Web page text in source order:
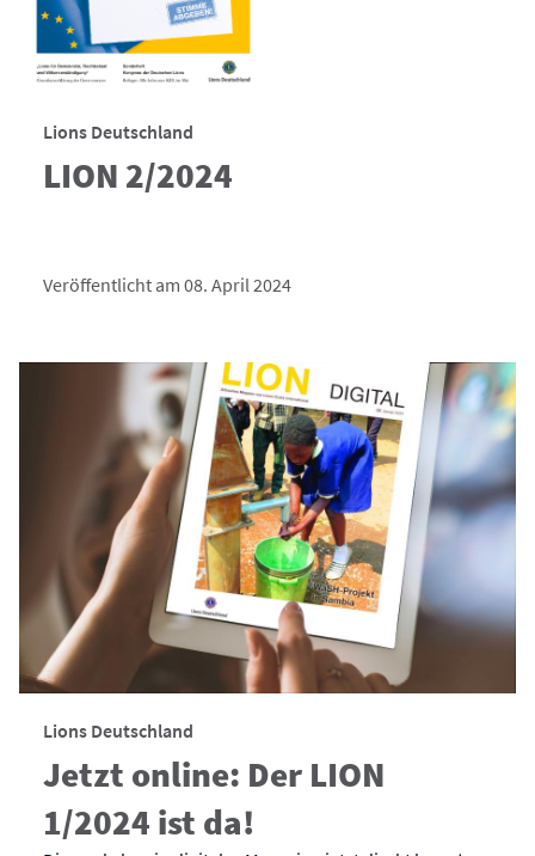
Lions Deutschland
LION 2/2024
Veröffentlicht am 08. April 2024
Lions Deutschland
Jetzt online: Der LION
1/2024 ist da!